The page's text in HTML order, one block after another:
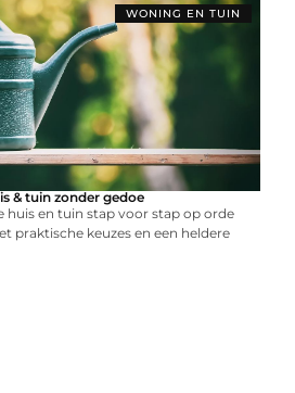
WONING EN TUIN
& tuin zonder gedoe
huis en tuin stap voor stap op orde
praktische keuzes en een heldere